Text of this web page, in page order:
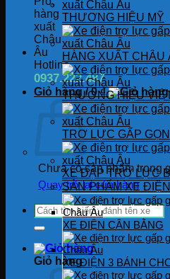
Hotline
0937.222.487
Giỏ hàng /0₫
Chưa có sản phẩm trong
Quay trở lại cửa hàng
Tìm
kiếm:
Giỏ hàng
THƯƠNG HIỆU MỸ
HÀNG XUẤT CHÂU
THƯƠNG HIỆU
TRỢ LỰC GẤP GỌN
XE ĐẠP TRỢ LỰC
SẢN PHẨM XE
XE ĐIỆN CÂN BẰNG
XE ĐIỆN 3 BÁNH